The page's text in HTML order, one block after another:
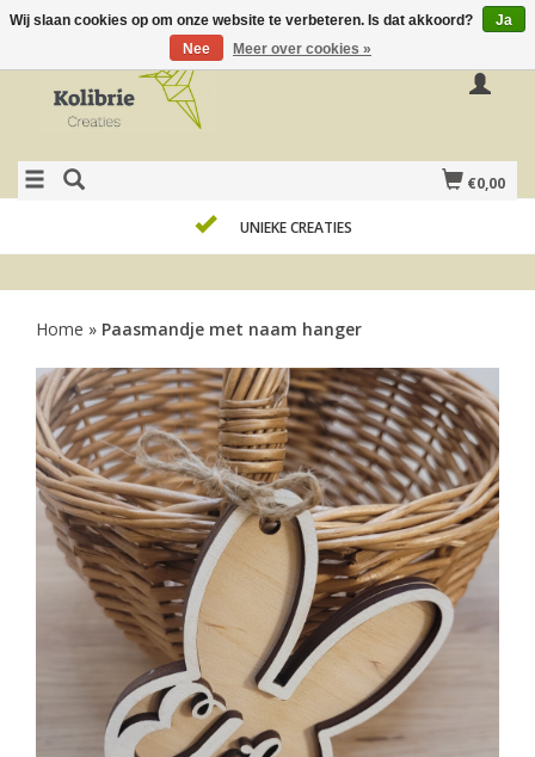
€0,00
UNIEKE CREATIES
Home » Paasmandje met naam hanger
Wij slaan cookies op om onze website te verbeteren. Is dat akkoord?
Ja
Nee
Meer over cookies »